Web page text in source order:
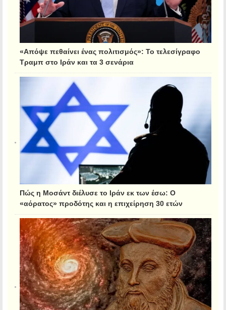
«Απόψε πεθαίνει ένας πολιτισμός»: Το τελεσίγραφο
Τραμπ στο Ιράν και τα 3 σενάρια
Πώς η Μοσάντ διέλυσε το Ιράν εκ των έσω: Ο
«αόρατος» προδότης και η επιχείρηση 30 ετών